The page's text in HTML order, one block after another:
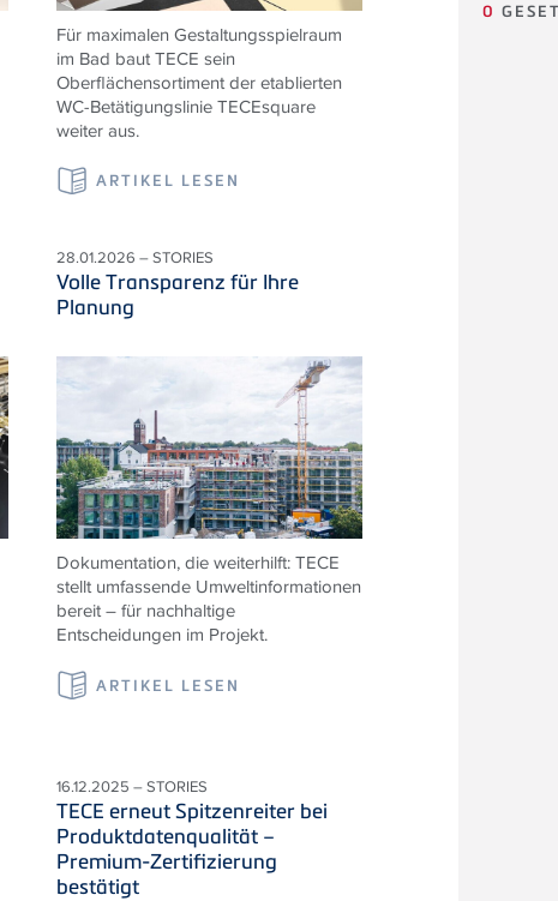
0
Für maximalen Gestaltungsspielraum
im Bad baut TECE sein
Oberflächensortiment der etablierten
WC-Betätigungslinie TECEsquare
weiter aus.
ARTIKEL LESEN
28.01.2026 – STORIES
Volle Transparenz für Ihre
Planung
Dokumentation, die weiterhilft: TECE
stellt umfassende Umweltinformationen
bereit – für nachhaltige
Entscheidungen im Projekt.
ARTIKEL LESEN
16.12.2025 – STORIES
TECE erneut Spitzenreiter bei
Produktdatenqualität –
Premium-Zertifizierung
bestätigt